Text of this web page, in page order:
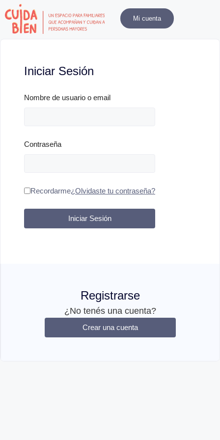
Mi cuenta
Iniciar Sesión
Nombre de usuario o email
Contraseña
Recordarme¿Olvidaste tu contraseña?
Iniciar Sesión
Registrarse
¿No tenés una cuenta?
Crear una cuenta